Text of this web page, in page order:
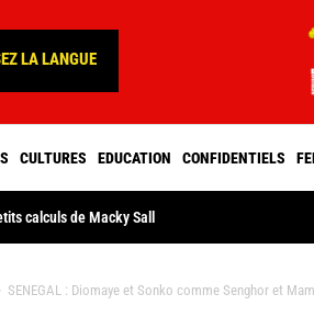
LA LANGUE
CULTURES EDUCATION CONFIDENTIELS
calculs de Macky Sall
SENEGAL : Diomaye et Sonko comme Senghor et